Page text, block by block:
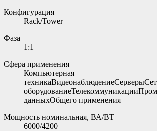
Конфигурация
Rack/Tower
Фаза
1:1
Сфера применения
Компьютерная
данныхОбщего применения
Мощность номинальная, ВА/ВТ
6000/4200